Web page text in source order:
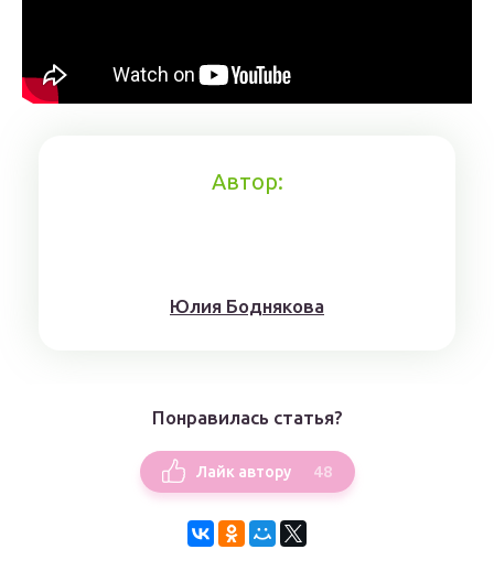
Автор:
Юлия Боднякова
Понравилась статья?
Лайк автору 48